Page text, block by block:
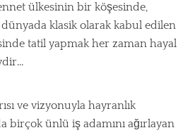
ülkesinin bir köşesinde,
klasik olarak kabul edilen
tatil yapmak her zaman hayal
ve vizyonuyla hayranlık
birçok ünlü iş adamını ağırlayan